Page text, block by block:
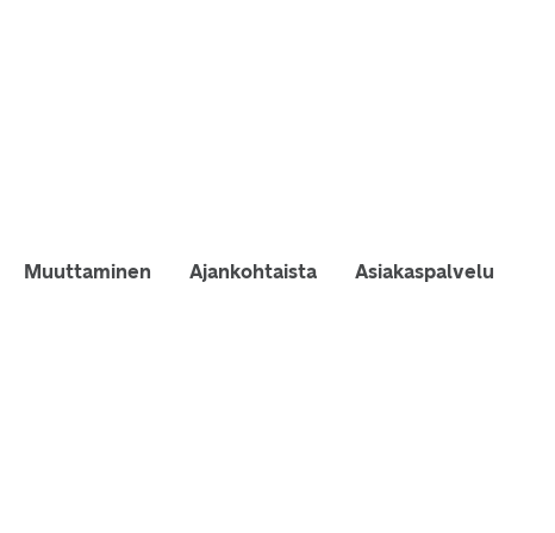
Muuttaminen Ajankohtaista Asiakaspalvelu